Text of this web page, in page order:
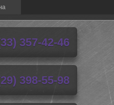
357-42-46
398-55-98